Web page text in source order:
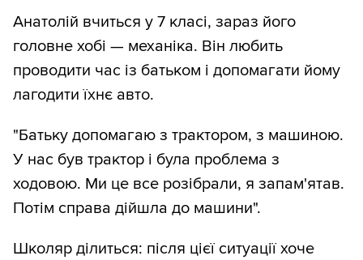
Анатолій вчиться у 7 класі, зараз його
головне хобі — механіка. Він любить
проводити час із батьком і допомагати йому
лагодити їхнє авто.
"Батьку допомагаю з трактором, з машиною.
У нас був трактор і була проблема з
ходовою. Ми це все розібрали, я запам'ятав.
Потім справа дійшла до машини".
Школяр ділиться: після цієї ситуації хоче